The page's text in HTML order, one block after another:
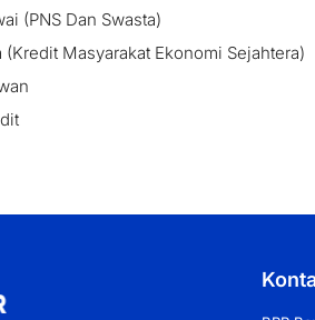
(PNS Dan Swasta)
(Kredit Masyarakat Ekonomi Sejahtera)